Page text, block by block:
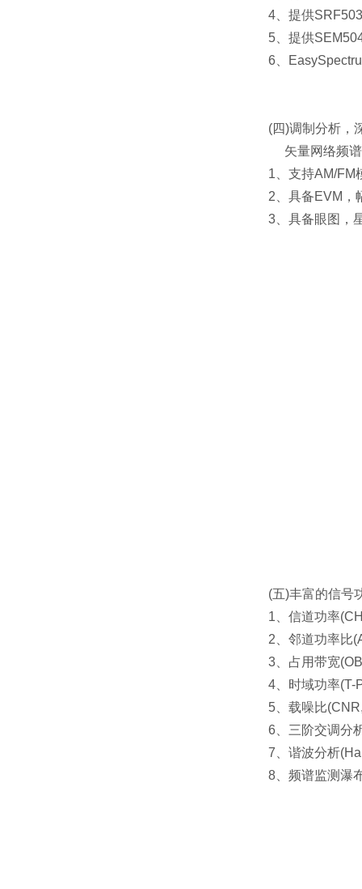
4、提供
5、提供
6、
(四)调制分析，
矢量网络频
1、支持AM/FM
2、具备EVM，
3、具备眼图，
(五)丰富的信号
1、信道功率
2、邻道功率比
3、占用带宽
4、时域功率(T-
5、载噪比
6、三阶交调分
7、谐波分析
8、频谱监测瀑